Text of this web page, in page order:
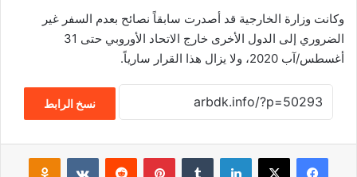
وكانت وزارة الخارجية قد أصدرت سابقاً نصائح بعدم السفر غير
الضروري إلى الدول الأخرى خارج الاتحاد الأوروبي حتى
أغسطس/آب ، ولا يزال هذا القرار سارياً.
نسخ الرابط
فيسبوك لينكدإن بينتيريست